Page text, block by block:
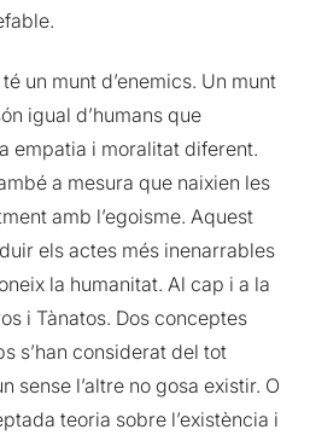
un munt d’enemics. Un munt
igual d’humans que
empatia i moralitat diferent.
a mesura que naixien les
amb l’egoisme. Aquest
els actes més inenarrables
la humanitat. Al cap i a la
i Tànatos. Dos conceptes
s’han considerat del tot
sense l’altre no gosa existir. O
teoria sobre l’existència i